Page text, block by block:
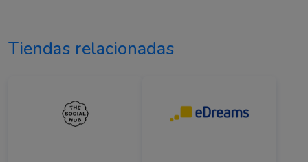
Tiendas relacionadas